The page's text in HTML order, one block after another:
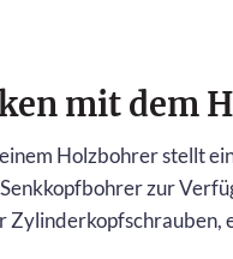
mit dem
Holzbohrer stellt
zur